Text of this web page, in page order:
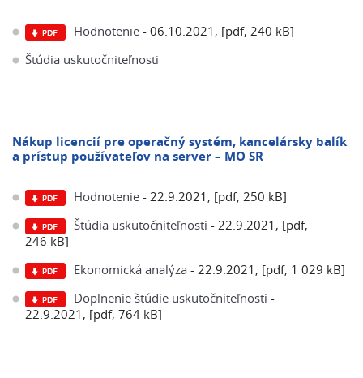
Hodnotenie - 06.10.2021, [pdf, 240 kB]
Štúdia uskutočniteľnosti
Nákup licencií pre operačný systém, kancelársky balík
a prístup používateľov na server – MO SR
Hodnotenie - 22.9.2021, [pdf, 250 kB]
Štúdia uskutočniteľnosti - 22.9.2021, [pdf,
246 kB]
Ekonomická analýza - 22.9.2021, [pdf, 1 029 kB]
Doplnenie štúdie uskutočniteľnosti -
22.9.2021, [pdf, 764 kB]